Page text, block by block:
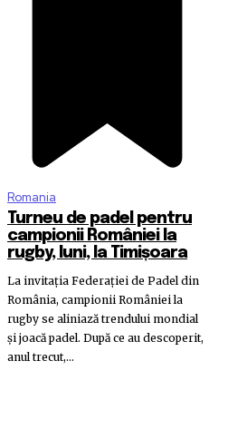
Romania
Turneu de padel pentru
campionii României la
rugby, luni, la Timișoara
La invitația Federației de Padel din
România, campionii României la
rugby se aliniază trendului mondial
și joacă padel. După ce au descoperit,
anul trecut,...